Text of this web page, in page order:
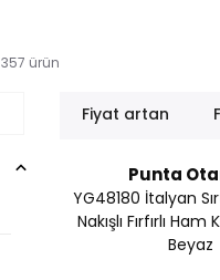
357 ürün
Fiyat artan
Punta
YG48180 İtalyan
Nakışlı Fırfırlı
Beyaz